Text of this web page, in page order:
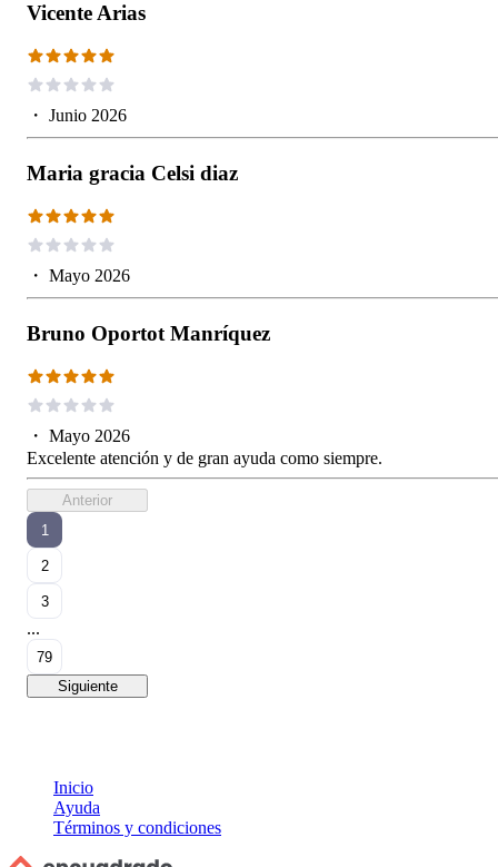
Vicente Arias
・ Junio 2026
Maria gracia Celsi diaz
・ Mayo 2026
Bruno Oportot Manríquez
・ Mayo 2026
Excelente atención y de gran ayuda como siempre.
Anterior
1
2
3
...
79
Siguiente
Inicio
Ayuda
Términos y condiciones